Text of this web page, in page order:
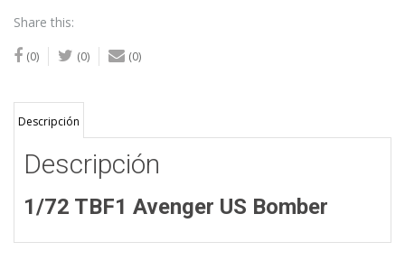
Share this:
(0) (0) (0)
Descripción
Descripción
1/72 TBF1 Avenger US Bomber